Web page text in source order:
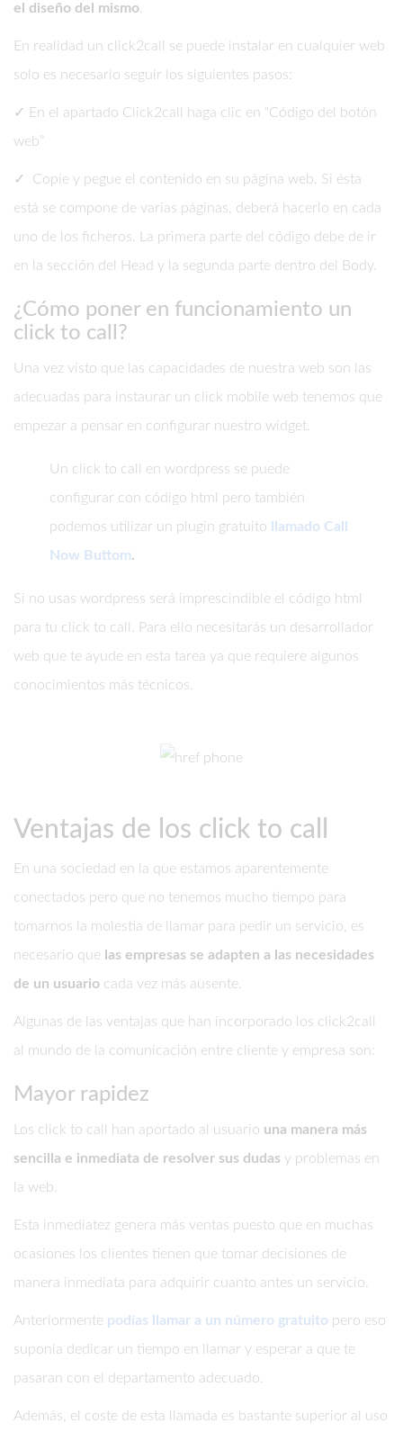
el diseño del mismo
En realidad un click2call se puede instalar en cualquier web
solo es necesario seguir los siguientes pasos:
✓ En el apartado Click2call haga clic en “Código del botón
web”
✓ Copie y pegue el contenido en su página web. Si ésta
está se compone de varias páginas, deberá hacerlo en cada
uno de los ficheros. La primera parte del código debe de ir
en la sección del Head y la segunda parte dentro del Body.
¿Cómo poner en funcionamiento un
click to call?
Una vez visto que las capacidades de nuestra web son las
adecuadas para instaurar un click mobile web tenemos que
empezar a pensar en configurar nuestro widget.
Un click to call en wordpress se puede
configurar con código html pero también
podemos utilizar un plugin gratuito
llamado Call
Now Buttom.
Si no usas wordpress será imprescindible el código html
para tu click to call. Para ello necesitarás un desarrollador
web que te ayude en esta tarea ya que requiere algunos
conocimientos más técnicos.
Ventajas de los click to call
En una sociedad en la que estamos aparentemente
conectados pero que no tenemos mucho tiempo para
tomarnos la molestia de llamar para pedir un servicio, es
necesario que las empresas se adapten a las necesidades
de un usuario cada vez más ausente.
Algunas de las ventajas que han incorporado los click2call
al mundo de la comunicación entre cliente y empresa son:
Mayor rapidez
Los click to call han aportado al usuario una manera más
sencilla e inmediata de resolver sus dudas y problemas en
la web.
Esta inmediatez genera más ventas puesto que en muchas
ocasiones los clientes tienen que tomar decisiones de
manera inmediata para adquirir cuanto antes un servicio.
Anteriormente podías llamar a un número gratuito pero eso
suponía dedicar un tiempo en llamar y esperar a que te
pasaran con el departamento adecuado.
Además, el coste de esta llamada es bastante superior al uso